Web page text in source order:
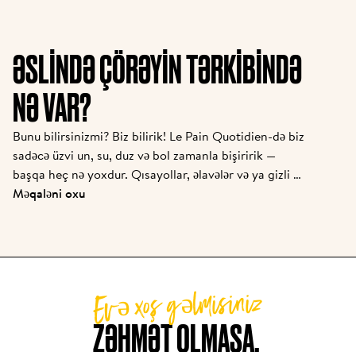
çörək fərqinin gerçək səbəbləri var və Le Pain
Quotidien bu nəticələri hər gün praktikada tətbiq
edir.
ƏSLINDƏ ÇÖRƏYIN TƏRKIBINDƏ
NƏ VAR?
Bunu bilirsinizmi? Biz bilirik! Le Pain Quotidien-də biz
sadəcə üzvi un, su, duz və bol zamanla bişiririk —
başqa heç nə yoxdur. Qısayollar, əlavələr və ya gizli
inqrediyentlər yoxdur. Sadəcə əsaslar, diqqətlə
sənaye inqrediyentləri siyahısı gizlənir: xəmir
yaxşılaşdırıcılar, konservantlar, əlavə şəkərlər,
tanımadığınız fermentlər və təbii olmayan unlar.
Bunların hamısı sürət və saxlama müddəti üçün edilir.
Məqaləni oxu
ZƏHMƏT OLMASA,
Evə xoş gəlmisiniz